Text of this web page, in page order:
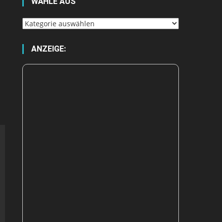
Wähle
ANZEIGE: